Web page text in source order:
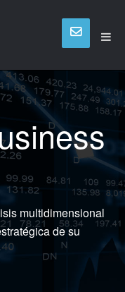
multidimensional
de su